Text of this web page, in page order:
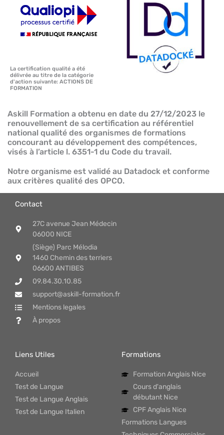
La certification qualité a été
délivrée au titre de la catégorie
d'action suivante: ACTIONS DE
FORMATION
Askill Formation a obtenu en date du 27/12/2023 le
renouvellement de sa certification au référentiel
national qualité des organismes de formations
concourant au développement des compétences,
visés à l’article l. 6351-1 du Code du travail.
Notre organisme est validé au Datadock et conforme
aux critères qualité des OPCO.
Contact
27C avenue Jean Médecin
06000 NICE
(Siège) Parc Mélodia
1460 Chemin des terriers
06600 ANTIBES
09.84.30.10.85
support@askill-formation.fr
Mentions legales
À propos
Liens Utiles
Accueil
Test de Langue
Test de Langue Anglais
Test de Langue Italien
Formations
Formation Anglais Nice
Cours d'anglais
débutant Nice
CPF Anglais Nice
Formations Langues